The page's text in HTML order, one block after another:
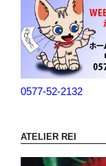
0577-52-2132
ATELIER REI